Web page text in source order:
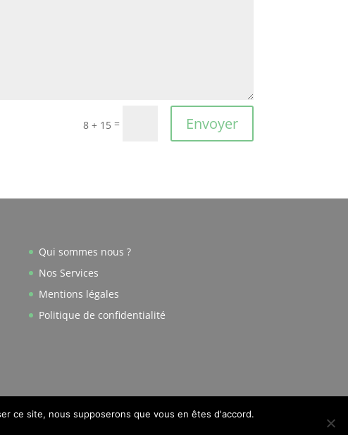
8 + 15= Envoyer
Qui sommes nous ?
Nos Services
Mentions légales
Politique de confidentialité
ce site, nous supposerons que vous en êtes d'accord.